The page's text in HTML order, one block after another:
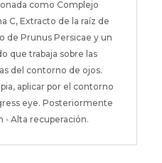
como Complejo
C, Extracto de la raíz de
de Prunus Persicae y un
que trabaja sobre las
del contorno de ojos.
aplicar por el contorno
eye. Posteriormente
‐ Alta recuperación.